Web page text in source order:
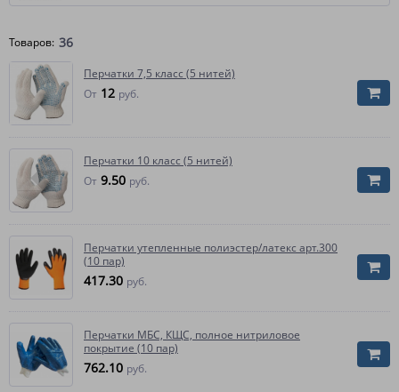
Товаров: 36
Перчатки 7,5 класс (5 нитей)
От 12 руб.
Перчатки 10 класс (5 нитей)
От 9.50 руб.
Перчатки утепленные полиэстер/латекс арт.300
(10 пар)
417.30 руб.
Перчатки МБС, КЩС, полное нитриловое
покрытие (10 пар)
762.10 руб.